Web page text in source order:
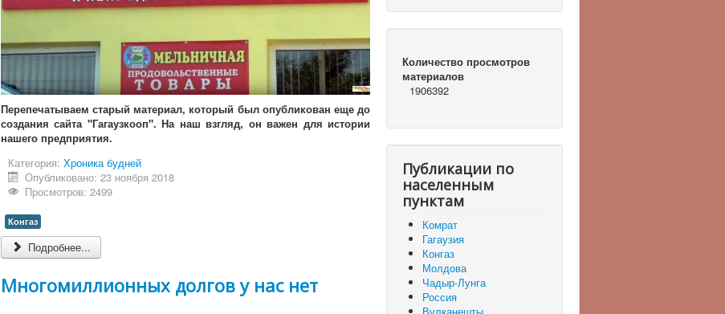
Перепечатываем старый материал, который был опубликован еще до
создания сайта "Гагаузкооп". На наш взгляд, он важен для истории
нашего предприятия.
Категория: Хроника будней
Опубликовано: 23 ноября 2018
Просмотров: 2499
Конгаз
Подробнее...
Многомиллионных долгов у нас нет
Количество просмотров
материалов
1906392
Публикации по
населенным
пунктам
Комрат
Гагаузия
Конгаз
Молдова
Чадыр-Лунга
Россия